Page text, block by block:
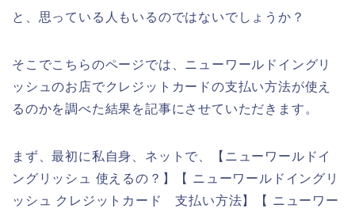
と、思っている人もいるのではないでしょうか？
そこでこちらのページでは、ニューワールドイングリ
ッシュのお店でクレジットカードの支払い方法が使え
るのかを調べた結果を記事にさせていただきます。
まず、最初に私自身、ネットで、【ニューワールドイ
ングリッシュ 使えるの？】【 ニューワールドイングリ
ッシュ クレジットカード 支払い方法】【 ニューワー